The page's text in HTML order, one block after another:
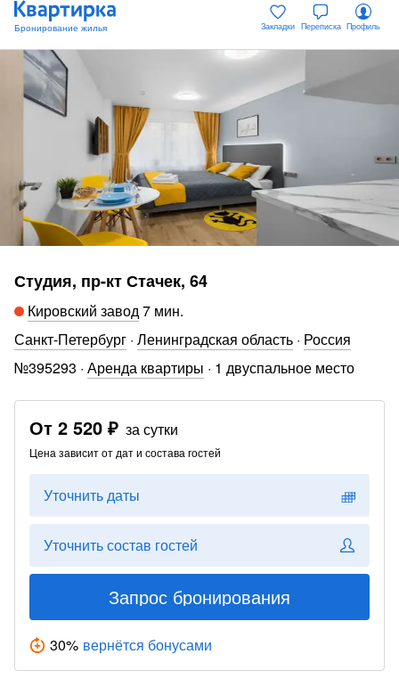
Закладки Переписка Профиль
Студия, пр-кт Стачек, 64
Кировский завод7 мин.
Санкт-Петербург · Ленинградская область · Россия
№395293 · Аренда квартиры · 1 двуспальное место
От 2 520 ₽ за сутки
Цена зависит от дат и состава гостей
Уточнить даты
Уточнить состав гостей
Запрос бронирования
30% вернётся бонусами